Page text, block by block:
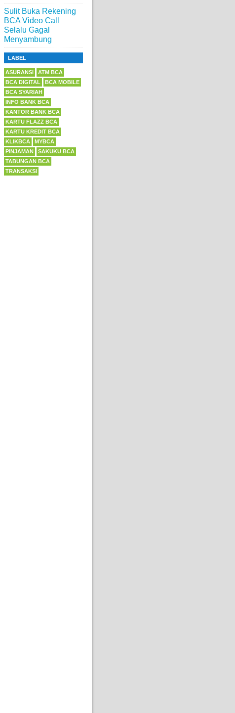
Sulit Buka Rekening
BCA Video Call
Selalu Gagal
Menyambung
LABEL
ASURANSI
ATM BCA
BCA DIGITAL
BCA MOBILE
BCA SYARIAH
INFO BANK BCA
KANTOR BANK BCA
KARTU FLAZZ BCA
KARTU KREDIT BCA
KLIKBCA
MYBCA
PINJAMAN
SAKUKU BCA
TABUNGAN BCA
TRANSAKSI